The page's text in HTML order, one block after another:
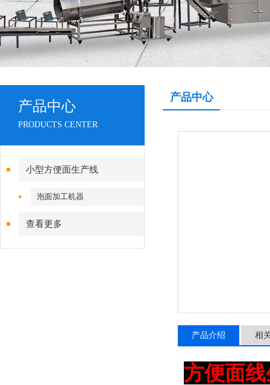
产品中心
PRODUCTS CENTER
小型方便面生产线
泡面加工机器
查看更多
产品中心
产品介绍 相
方便面